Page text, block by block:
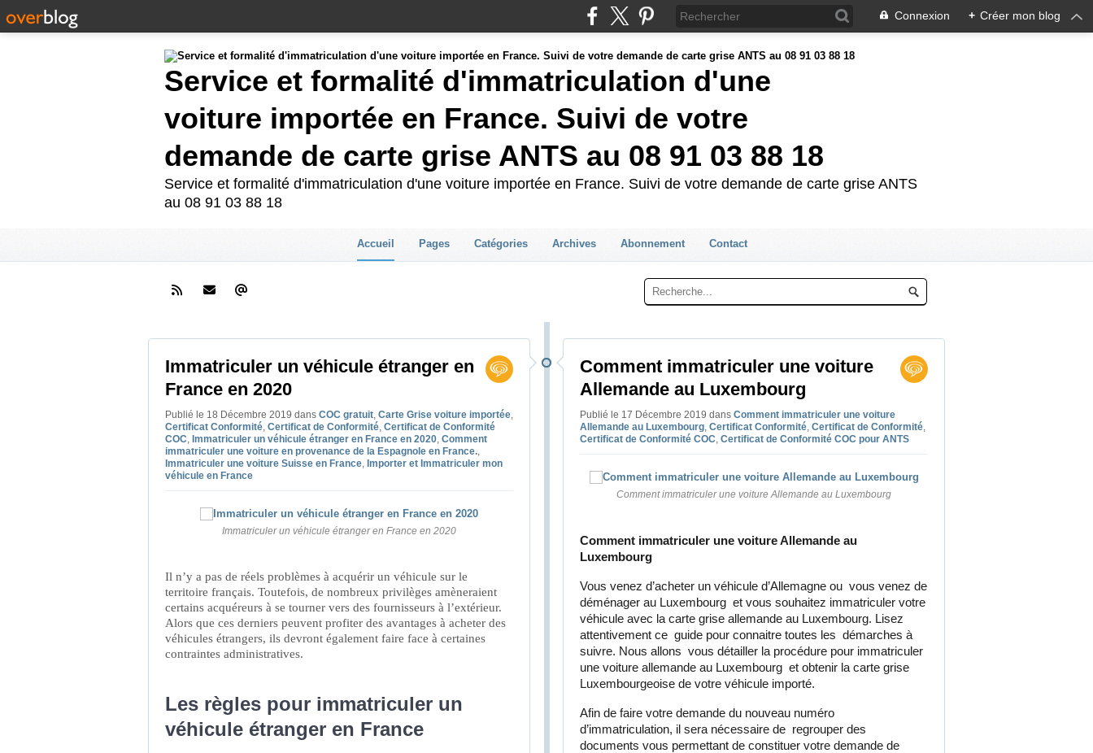
Connexion + Créer mon blog
Service et formalité d'immatriculation d'une
voiture importée en France. Suivi de votre
demande de carte grise ANTS au 08 91 03 88 18
Service et formalité d'immatriculation d'une voiture importée en France. Suivi de votre demande de carte grise ANTS
au 08 91 03 88 18
Accueil Pages Catégories Archives Abonnement Contact
Immatriculer un véhicule étranger en
France en 2020
Publié le 18 Décembre 2019 dans COC gratuit Carte Grise voiture importée
Certificat Conformité Certificat de Conformité Certificat de Conformité
COC Immatriculer un véhicule étranger en France en 2020 Comment
immatriculer une voiture en provenance de la Espagnole en France.
Immatriculer une voiture Suisse en France Importer et Immatriculer mon
véhicule en France
Immatriculer un véhicule étranger en France en 2020
Il n’y a pas de réels problèmes à acquérir un véhicule sur le
territoire français. Toutefois, de nombreux privilèges amèneraient
certains acquéreurs à se tourner vers des fournisseurs à l’extérieur.
Alors que ces derniers peuvent profiter des avantages à acheter des
véhicules étrangers, ils devront également faire face à certaines
contraintes administratives.
Les règles pour immatriculer un
véhicule étranger en France
Comment immatriculer une voiture
Allemande au Luxembourg
Publié le 17 Décembre 2019 dans Comment immatriculer une voiture
Allemande au Luxembourg Certificat Conformité Certificat de Conformité
Certificat de Conformité COC Certificat de Conformité COC pour ANTS
Comment immatriculer une voiture Allemande au Luxembourg
Comment immatriculer une voiture Allemande au
Luxembourg
Vous venez d’acheter un véhicule d’Allemagne ou vous venez de
déménager au Luxembourg et vous souhaitez immatriculer votre
véhicule avec la carte grise allemande au Luxembourg. Lisez
attentivement ce guide pour connaitre toutes les démarches à
suivre. Nous allons vous détailler la procédure pour immatriculer
une voiture allemande au Luxembourg et obtenir la carte grise
Luxembourgeoise de votre véhicule importé.
Afin de faire votre demande du nouveau numéro
d’immatriculation, il sera nécessaire de regrouper des
documents vous permettant de constituer votre demande de